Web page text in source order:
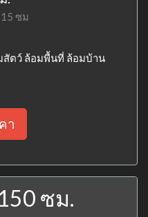
ซม
สัตว์ ล้อมพื้นที่ ล้อมบ้าน
า
ซม.